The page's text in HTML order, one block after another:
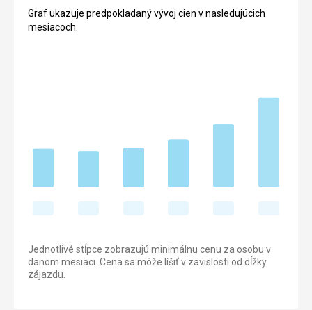
Graf ukazuje predpokladaný vývoj cien v nasledujúcich
mesiacoch.
Jednotlivé stĺpce zobrazujú minimálnu cenu za osobu v
danom mesiaci. Cena sa môže líšiť v zavislosti od dĺžky
zájazdu.